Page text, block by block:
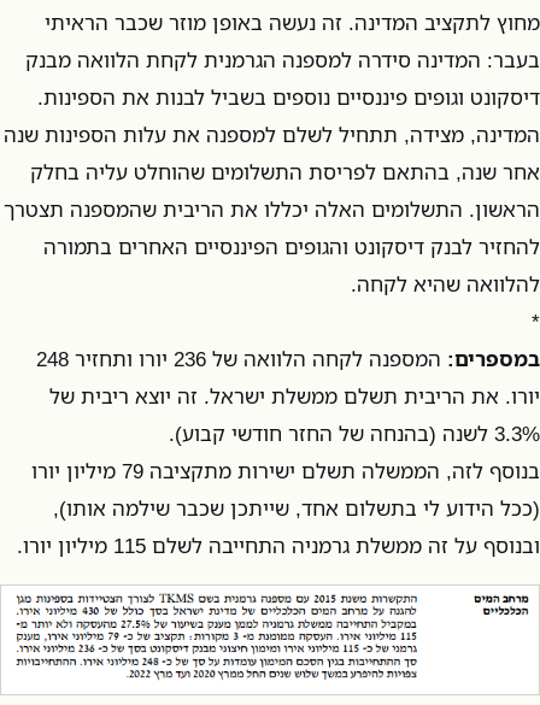
מחוץ לתקציב המדינה. זה נעשה באופן מוזר שכבר הראיתי
בעבר: המדינה סידרה למספנה הגרמנית לקחת הלוואה מבנק
דיסקונט וגופים פיננסיים נוספים בשביל לבנות את הספינות.
המדינה, מצידה, תתחיל לשלם למספנה את עלות הספינות שנה
אחר שנה, בהתאם לפריסת התשלומים שהוחלט עליה בחלק
הראשון. התשלומים האלה יכללו את הריבית שהמספנה תצטרך
להחזיר לבנק דיסקונט והגופים הפיננסיים האחרים בתמורה
להלוואה שהיא לקחה.
*
במספרים:
המספנה לקחה הלוואה של 236 יורו ותחזיר 248
יורו. את הריבית תשלם ממשלת ישראל. זה יוצא ריבית של
3.3% לשנה (בהנחה של החזר חודשי קבוע).
בנוסף לזה, הממשלה תשלם ישירות מתקציבה 79 מיליון יורו
(ככל הידוע לי בתשלום אחד, שייתכן שכבר שילמה אותו),
ובנוסף על זה ממשלת גרמניה התחייבה לשלם 115 מיליון יורו.